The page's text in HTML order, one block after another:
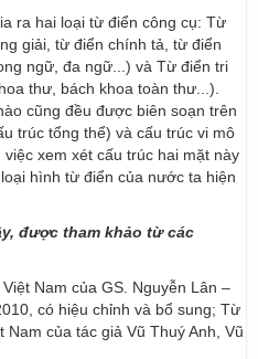
ra hai loại từ điển công cụ: Từ
giải, từ điển chính tả, từ điển
ngữ, đa ngữ...) và Từ điển tri
thư, bách khoa toàn thư...).
cũng đều được biên soạn trên
trúc tổng thể) và cấu trúc vi mô
xem xét cấu trúc hai mặt này
hình từ điển của nước ta hiện
được tham khảo từ các
Nam của GS. Nguyễn Lân –
có hiệu chỉnh và bổ sung; Từ
của tác giả Vũ Thuý Anh, Vũ